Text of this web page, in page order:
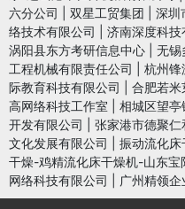
六分公司
双星工贸集团 深圳
络技术有限公司
济南深度科技
涡阳县东方考研信息中心
无锡
工程机械有限责任公司
杭州锋
际教育科技有限公司
合肥若米
高网络科技工作室
相城区望
开发有限公司
张家港市德聚
文化发展有限公司
振动流化
干燥-鸡精流化床干燥机-山东宝
网络科技有限公司
广州精领